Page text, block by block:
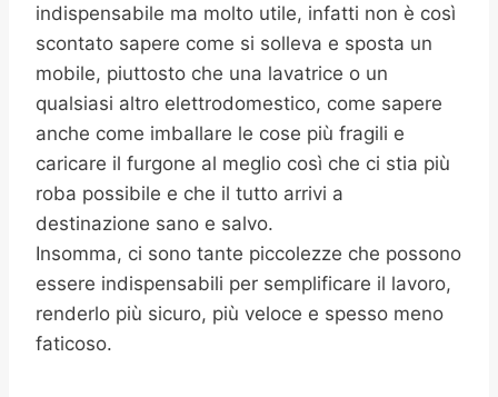
indispensabile ma molto utile, infatti non è così
scontato sapere come si solleva e sposta un
mobile, piuttosto che una lavatrice o un
qualsiasi altro elettrodomestico, come sapere
anche come imballare le cose più fragili e
caricare il furgone al meglio così che ci stia più
roba possibile e che il tutto arrivi a
destinazione sano e salvo.
Insomma, ci sono tante piccolezze che possono
essere indispensabili per semplificare il lavoro,
renderlo più sicuro, più veloce e spesso meno
faticoso.